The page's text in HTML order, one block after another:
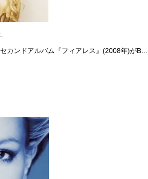
カンドアルバム『フィアレス』(2008年)がB…